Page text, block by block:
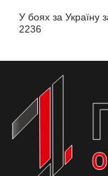
У боях за Україну
2236